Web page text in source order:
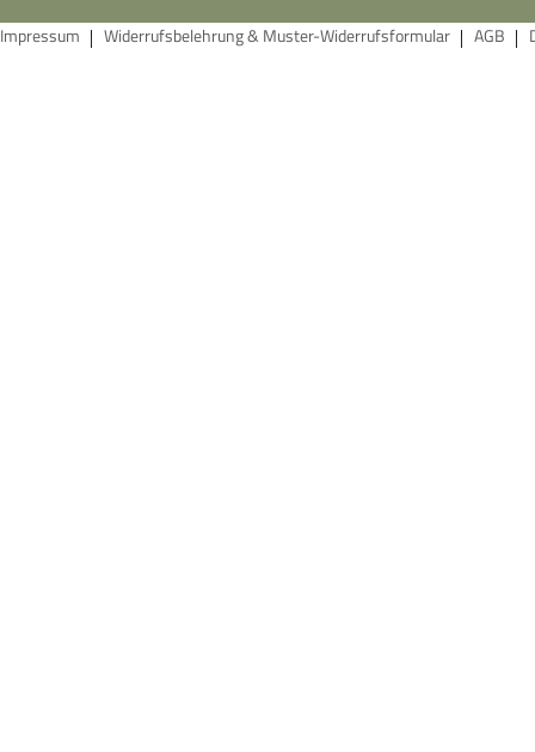
Impressum Widerrufsbelehrung & Muster-Widerrufsformular AGB